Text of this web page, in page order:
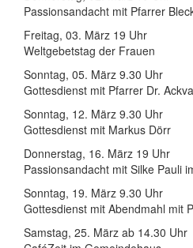
Passionsandacht mit Pfarrer
Freitag, 03. März 19 Uhr
Weltgebetstag der Frauen
Sonntag, 05. März 9.30 Uhr
Gottesdienst mit Pfarrer Dr. Ackva
Sonntag, 12. März 9.30 Uhr
Gottesdienst mit Markus Dörr
Donnerstag, 16. März 19 Uhr
Passionsandacht mit Silke Pauli
Sonntag, 19. März 9.30 Uhr
Gottesdienst mit Abendmahl mit
Samstag, 25. März ab 14.30 Uhr